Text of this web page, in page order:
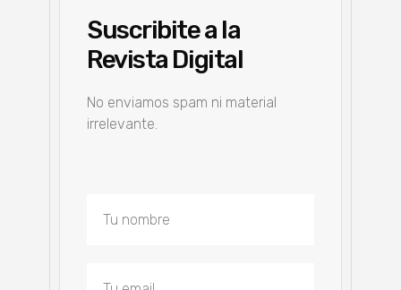
Suscribite a la
Revista Digital
No enviamos spam ni material
irrelevante.